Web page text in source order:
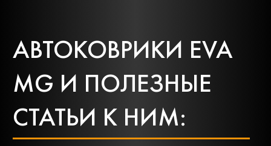
Dacia Daewoo
Daf Daihatsu
АВТОКОВРИКИ EVA
MG И ПОЛЕЗНЫЕ
СТАТЬИ К НИМ: